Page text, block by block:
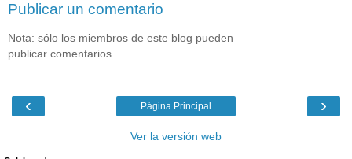
Publicar un comentario
Nota: sólo los miembros de este blog pueden
publicar comentarios.
‹ ›
Página Principal
Ver la versión web